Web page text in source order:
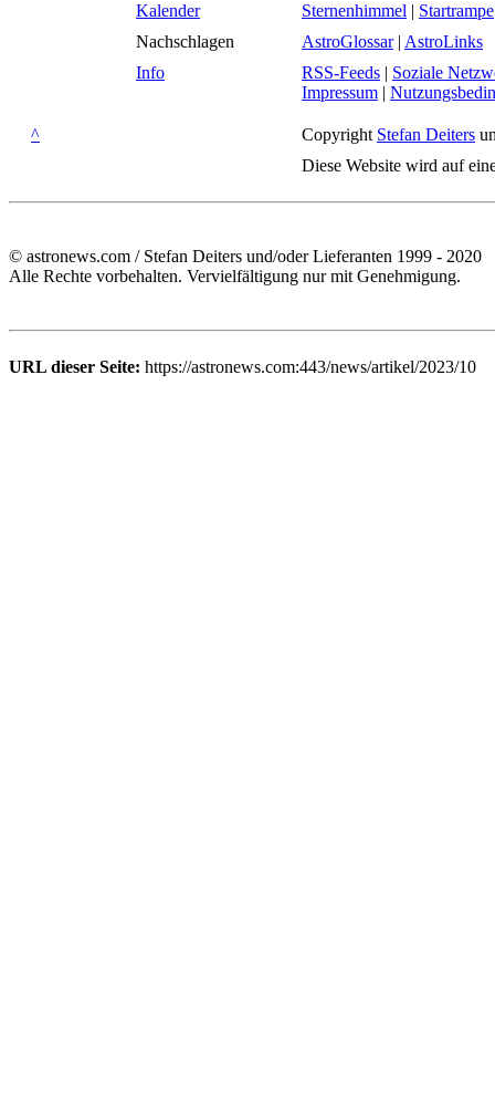
Kalender
Sternenhimmel | Startrampe
Nachschlagen
AstroGlossar| AstroLinks
Info
RSS-Feeds | Soziale
Impressum |
^ Copyright Stefan Deiters
Diese Website wird auf
© astronews.com / Stefan Deiters und/oder Lieferanten 1999 - 2020
Alle Rechte vorbehalten. Vervielfältigung nur mit Genehmigung.
URL dieser Seite: https://astronews.com:443/news/artikel/2023/10